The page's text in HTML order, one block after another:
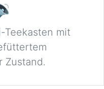
Teekasten mit
Zustand.